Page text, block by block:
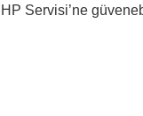
Servisi’ne